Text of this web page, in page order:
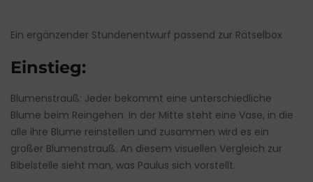
Ein ergänzender Stundenentwurf passend zur Rätselbox
Einstieg:
Blumenstrauß: Jeder bekommt eine unterschiedliche
Blume beim Reingehen. In der Mitte steht eine Vase, in die
alle ihre Blume reinstellen und zusammen wird es ein
großer Blumenstrauß. An diesem visuellen Vergleich zur
Bibelstelle sieht man, was Paulus sich vorstellt.